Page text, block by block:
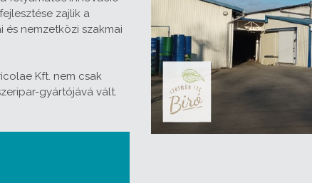
zajlik a
nemzetközi szakmai
Kft. nem csak
gyártójává vált.